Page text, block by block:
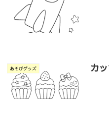
あそびグッズ カ